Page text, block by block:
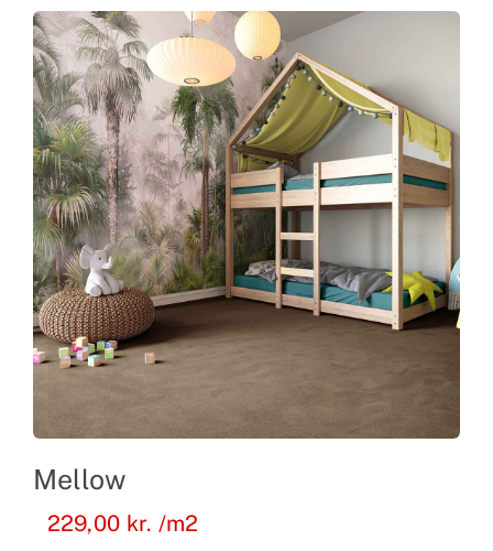
Mellow
229,00 kr. /m2